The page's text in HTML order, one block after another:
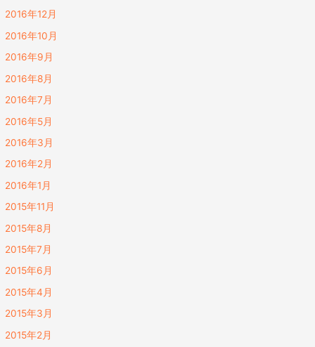
2016年12月
2016年10月
2016年9月
2016年8月
2016年7月
2016年5月
2016年3月
2016年2月
2016年1月
2015年11月
2015年8月
2015年7月
2015年6月
2015年4月
2015年3月
2015年2月